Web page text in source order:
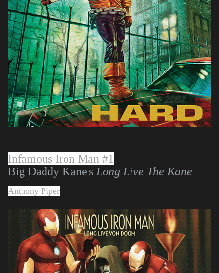
Infamous Iron Man #1
Big Daddy Kane's Long Live The Kane
Anthony Piper